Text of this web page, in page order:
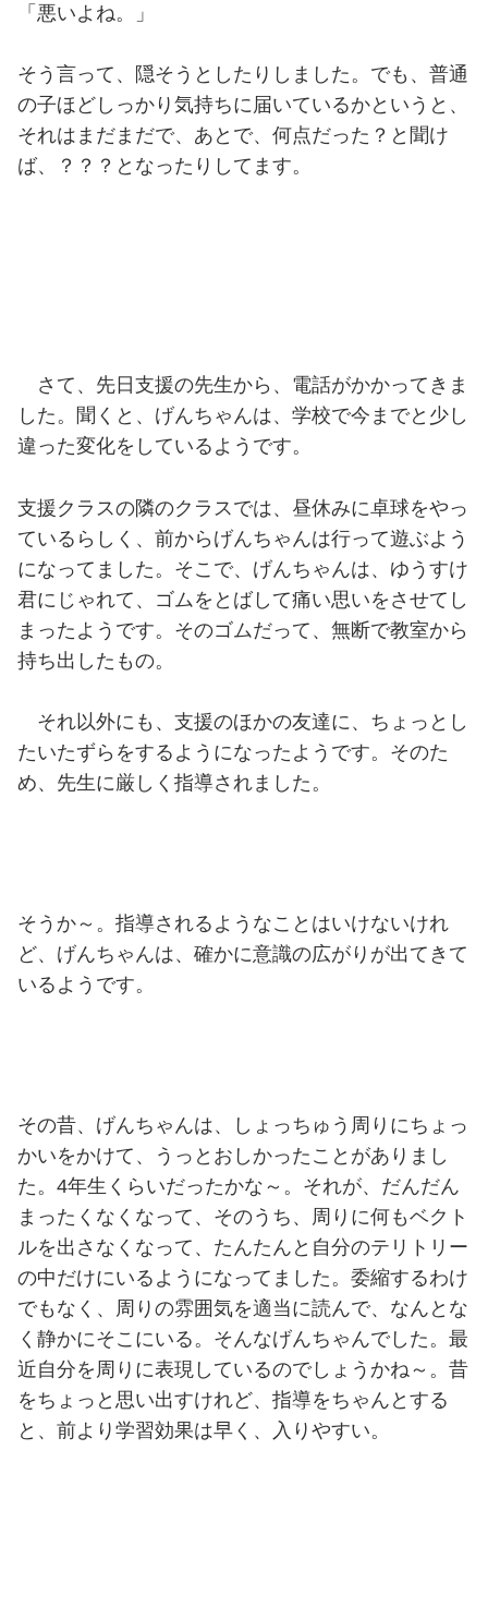
「悪いよね。」
そう言って、隠そうとしたりしました。でも、普通
の子ほどしっかり気持ちに届いているかというと、
それはまだまだで、あとで、何点だった？と聞け
ば、？？？となったりしてます。
さて、先日支援の先生から、電話がかかってきま
した。聞くと、げんちゃんは、学校で今までと少し
違った変化をしているようです。
支援クラスの隣のクラスでは、昼休みに卓球をやっ
ているらしく、前からげんちゃんは行って遊ぶよう
になってました。そこで、げんちゃんは、ゆうすけ
君にじゃれて、ゴムをとばして痛い思いをさせてし
まったようです。そのゴムだって、無断で教室から
持ち出したもの。
それ以外にも、支援のほかの友達に、ちょっとし
たいたずらをするようになったようです。そのた
め、先生に厳しく指導されました。
そうか～。指導されるようなことはいけないけれ
ど、げんちゃんは、確かに意識の広がりが出てきて
いるようです。
その昔、げんちゃんは、しょっちゅう周りにちょっ
かいをかけて、うっとおしかったことがありまし
た。4年生くらいだったかな～。それが、だんだん
まったくなくなって、そのうち、周りに何もベクト
ルを出さなくなって、たんたんと自分のテリトリー
の中だけにいるようになってました。委縮するわけ
でもなく、周りの雰囲気を適当に読んで、なんとな
く静かにそこにいる。そんなげんちゃんでした。最
近自分を周りに表現しているのでしょうかね～。昔
をちょっと思い出すけれど、指導をちゃんとする
と、前より学習効果は早く、入りやすい。